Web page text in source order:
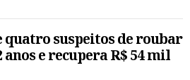
quatro suspeitos de roubar
anos e recupera R$ 54 mil